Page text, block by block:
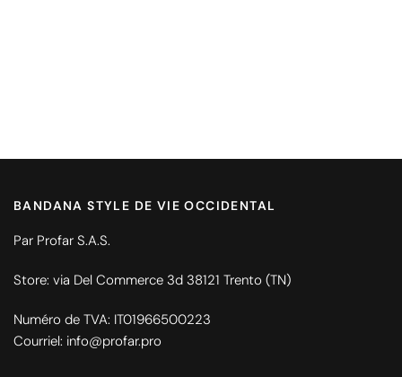
BANDANA STYLE DE VIE OCCIDENTAL
Par Profar S.A.S.
Store: via Del Commerce 3d 38121 Trento (TN)
Numéro de TVA: IT01966500223
Courriel: info@profar.pro